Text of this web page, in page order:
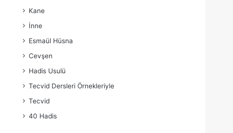
Kane
İnne
Esmaül Hüsna
Cevşen
Hadis Usulü
Tecvid Dersleri Örnekleriyle
Tecvid
40 Hadis